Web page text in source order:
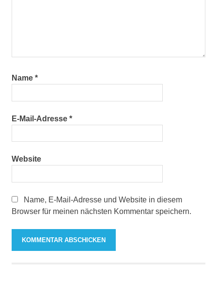
Name *
E-Mail-Adresse *
Website
Name, E-Mail-Adresse und Website in diesem
Browser für meinen nächsten Kommentar speichern.